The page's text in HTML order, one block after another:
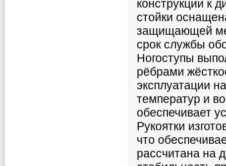
конструкции к
стойки
защищающей
срок службы
Ногоступы
рёбрами
эксплуатации
температур и
обеспечивает
Рукоятки
что
рассчитана на